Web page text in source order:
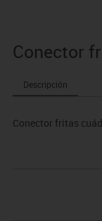
Conector
Descripción
Conector fritas